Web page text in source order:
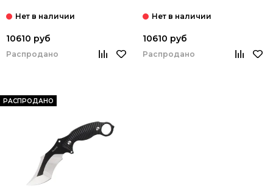
10610 руб
Распродано
10610 руб
Распродано
РАСПРОДАНО